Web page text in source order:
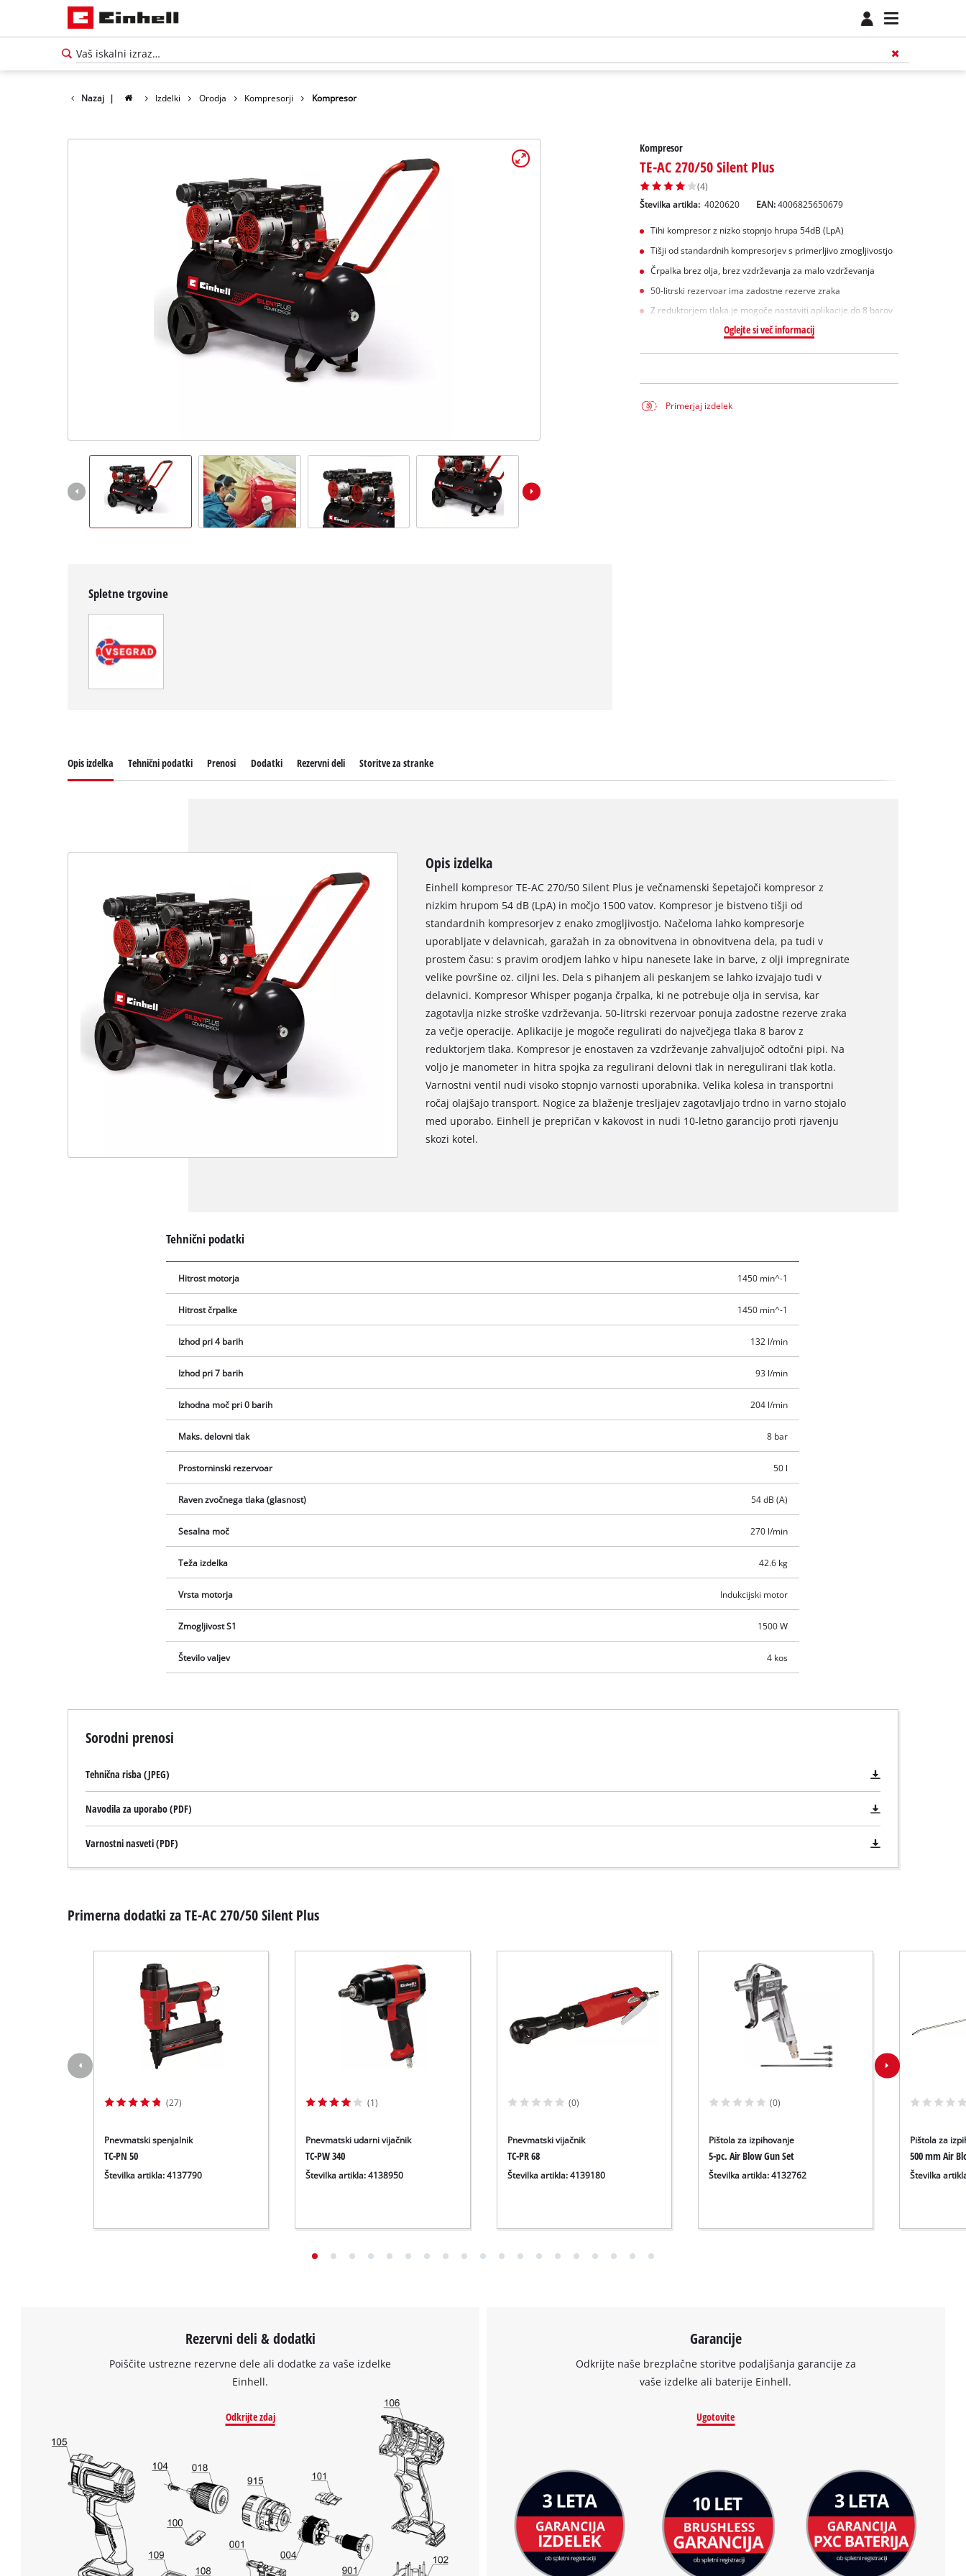
Nazaj | Izdelki Orodja Kompresorji Kompresor
Kompresor
TE-AC 270/50 Silent Plus
(4)
Številka artikla: 4020620 EAN:4006825650679
Tihi kompresor z nizko stopnjo hrupa 54dB (LpA)
Tišji od standardnih kompresorjev s primerljivo zmogljivostjo
Črpalka brez olja, brez vzdrževanja za malo vzdrževanja
50-litrski rezervoar ima zadostne rezerve zraka
Z reduktorjem tlaka je mogoče nastaviti aplikacije do 8 barov
Oglejte si več informacij
Primerjaj izdelek
Spletne trgovine
Za nalaganje storitve Google Maps
to the list of technologies used.
Powered byUsercentrics Consent
Opis izdelka Tehnični podatki Prenosi Dodatki Rezervni deli Storitve za stranke
Opis izdelka
Einhell kompresor TE-AC 270/50 Silent Plus je večnamenski šepetajoči kompresor z
nizkim hrupom 54 dB (LpA) in močjo 1500 vatov. Kompresor je bistveno tišji od
standardnih kompresorjev z enako zmogljivostjo. Načeloma lahko kompresorje
uporabljate v delavnicah, garažah in za obnovitvena in obnovitvena dela, pa tudi v
prostem času: s pravim orodjem lahko v hipu nanesete lake in barve, z olji impregnirate
velike površine oz. ciljni les. Dela s pihanjem ali peskanjem se lahko izvajajo tudi v
delavnici. Kompresor Whisper poganja črpalka, ki ne potrebuje olja in servisa, kar
zagotavlja nizke stroške vzdrževanja. 50-litrski rezervoar ponuja zadostne rezerve zraka
za večje operacije. Aplikacije je mogoče regulirati do največjega tlaka 8 barov z
reduktorjem tlaka. Kompresor je enostaven za vzdrževanje zahvaljujoč odtočni pipi. Na
voljo je manometer in hitra spojka za regulirani delovni tlak in neregulirani tlak kotla.
Varnostni ventil nudi visoko stopnjo varnosti uporabnika. Velika kolesa in transportni
ročaj olajšajo transport. Nogice za blaženje tresljajev zagotavljajo trdno in varno stojalo
med uporabo. Einhell je prepričan v kakovost in nudi 10-letno garancijo proti rjavenju
skozi kotel.
Tehnični podatki
Hitrost motorja 1450 min^-1
Hitrost črpalke 1450 min^-1
Izhod pri 4 barih 132 l/min
Izhod pri 7 barih 93 l/min
Izhodna moč pri 0 barih 204 l/min
Maks. delovni tlak 8 bar
Prostorninski rezervoar 50 l
Raven zvočnega tlaka (glasnost) 54 dB (A)
Sesalna moč 270 l/min
Teža izdelka 42.6 kg
Vrsta motorja Indukcijski motor
Zmogljivost S1 1500 W
Število valjev 4 kos
Sorodni prenosi
Tehnična risba (JPEG)
Navodila za uporabo (PDF)
Varnostni nasveti (PDF)
Primerna dodatki za TE-AC 270/50 Silent Plus
(27)
Pnevmatski spenjalnik
TC-PN 50
Številka artikla: 4137790
(1)
Pnevmatski udarni vijačnik
TC-PW 340
Številka artikla: 4138950
(0)
Pnevmatski vijačnik
TC-PR 68
Številka artikla: 4139180
(0)
Pištola za izpihovanje
5-pc. Air Blow Gun Set
Številka artikla: 4132762
Pištola za
500 mm Air
Številka
Rezervni deli & dodatki
Poiščite ustrezne rezervne dele ali dodatke za vaše izdelke
Einhell.
Odkrijte zdaj
Garancije
Odkrijte naše brezplačne storitve podaljšanja garancije za
vaše izdelke ali baterije Einhell.
Ugotovite